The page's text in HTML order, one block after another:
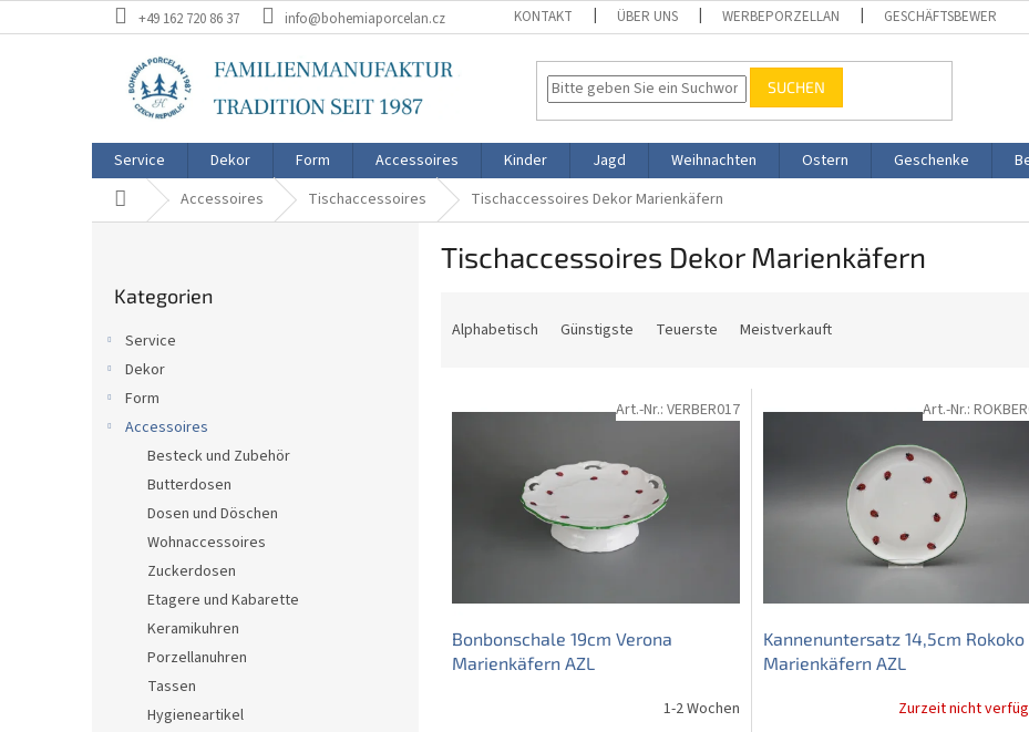
Inhalt
+49 162 720 86 37 info@bohemiaporcelan.cz KONTAKT ÜBER UNS WERBEPORZELLAN GESCHÄFTSBEWERTUNG
SUCHEN
Service Dekor Form Accessoires Kinder Jagd Weihnachten Ostern Geschenke
StartseiteAccessoires Tischaccessoires Tischaccessoires Dekor Marienkäfern
überspringen
Kategorien
Service
Dekor
Form
Accessoires
Besteck und Zubehör
Butterdosen
Dosen und Döschen
Wohnaccessoires
Zuckerdosen
Etagere und Kabarette
Keramikuhren
Porzellanuhren
Tassen
Hygieneartikel
Tischaccessoires Dekor Marienkäfern
Alphabetisch Günstigste Teuerste Meistverkauft
Bonbonschale 19cm Verona
Marienkäfern AZL
1-2 Wochen
Art.-Nr.: VERBER017
Kannenuntersatz 14,5cm Rokoko
Marienkäfern AZL
Zurzeit nicht
Art.-Nr.: